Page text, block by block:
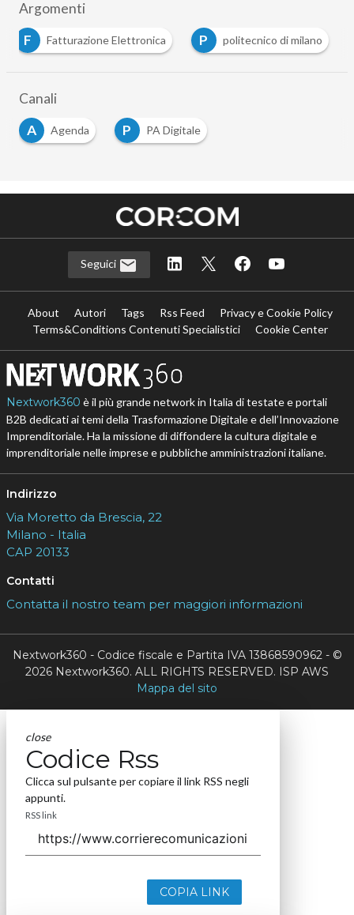
Argomenti
F
Fatturazione Elettronica P politecnico di milano
Canali
A
Agenda P
PA Digitale
Seguici
About Autori Tags Rss Feed
Privacy e Cookie Policy
Terms&Conditions Contenuti Specialistici
Cookie Center
Nextwork360 è il più grande network in Italia di testate e portali
B2B dedicati ai temi della Trasformazione Digitale e dell’Innovazione
Imprenditoriale. Ha la missione di diffondere la cultura digitale e
imprenditoriale nelle imprese e pubbliche amministrazioni italiane.
Indirizzo
Via Moretto da Brescia, 22
Milano - Italia
CAP 20133
Contatti
Contatta il nostro team per maggiori informazioni
Nextwork360 - Codice fiscale e Partita IVA 13868590962 - ©
2026 Nextwork360. ALL RIGHTS RESERVED. ISP AWS
Mappa del sito
close
Codice Rss
Clicca sul pulsante per copiare il link RSS negli
appunti.
RSS link
COPIA LINK